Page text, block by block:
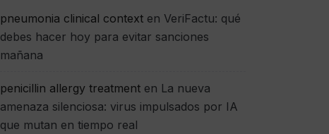
pneumonia clinical context en VeriFactu: qué
debes hacer hoy para evitar sanciones
mañana
penicillin allergy treatment en La nueva
amenaza silenciosa: virus impulsados por IA
que mutan en tiempo real